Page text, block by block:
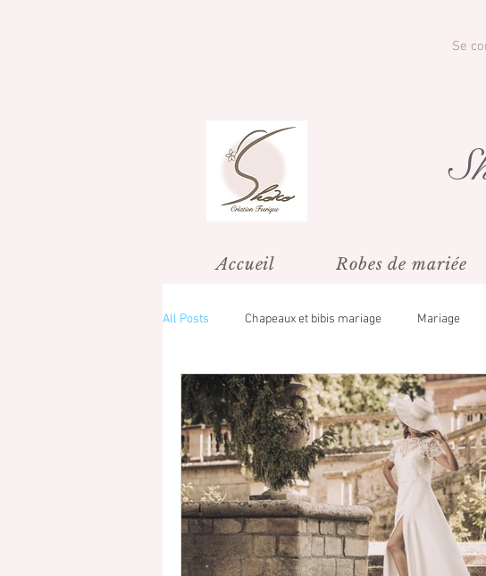
Se
Accueil Robes de mariée
All Posts Chapeaux et bibis mariage Mariage